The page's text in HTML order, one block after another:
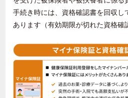
手続き時には、資格確認書を回収し
あります（有効期限が切れた資格確